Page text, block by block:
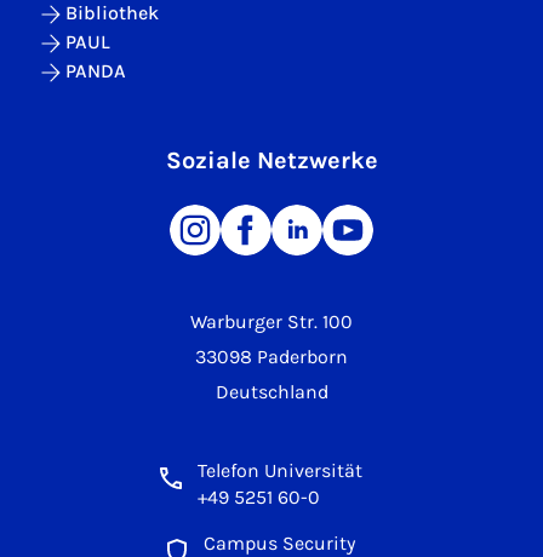
Warburger Str. 100
33098 Paderborn
Deutschland
Telefon Universität
+49 5251 60-0
Campus Security
Bibliothek
PAUL
PANDA
Soziale Netzwerke